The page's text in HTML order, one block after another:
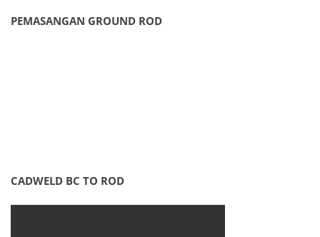
PEMASANGAN GROUND ROD
CADWELD BC TO ROD